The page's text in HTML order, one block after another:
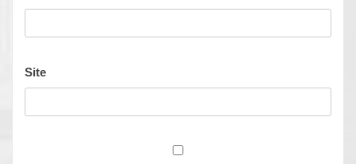
Site